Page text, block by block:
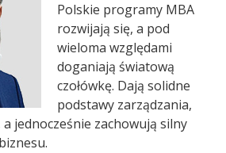
Polskie programy MBA
rozwijają się, a pod
wieloma względami
doganiają światową
czołówkę. Dają solidne
podstawy zarządzania,
jednocześnie zachowują silny